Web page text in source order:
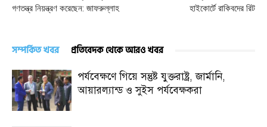
গণতন্ত্র নিয়ন্ত্রণ করেছেন: জাফরুল্লাহ
হাইকোর্টে রাকিবদের রিট
সম্পর্কিত খবর প্রতিবেদক থেকে আরও খবর
পর্যবেক্ষণে গিয়ে সন্তুষ্ট যুক্তরাষ্ট্র, জার্মানি,
আয়ারল্যান্ড ও সুইস পর্যবেক্ষকরা